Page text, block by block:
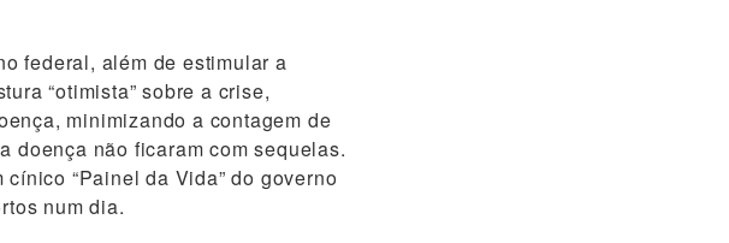
federal, além de estimular a
“otimista” sobre a crise,
minimizando a contagem de
doença não ficaram com sequelas.
“Painel da Vida” do governo
num dia.